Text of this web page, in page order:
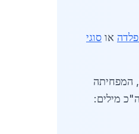
או סוגי
המפחיתה
מילים: